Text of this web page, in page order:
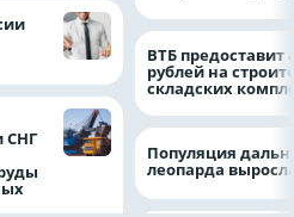
СНГ
ВТБ предоставит
рублей на
складских
Популяция
леопарда